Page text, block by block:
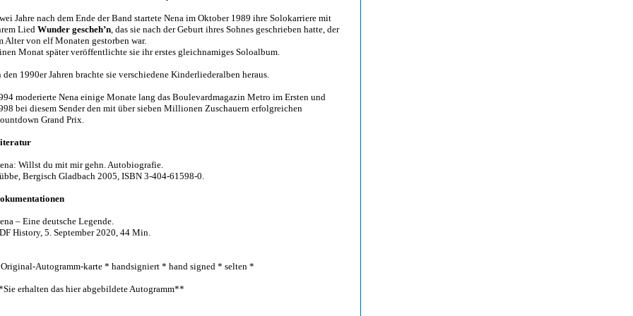
Jahre nach dem Ende der Band startete Nena im Oktober 1989 ihre Solokarriere mit
Lied Wunder gescheh’n, das sie nach der Geburt ihres Sohnes geschrieben hatte, der
Alter von elf Monaten gestorben war.
Monat später veröffentlichte sie ihr erstes gleichnamiges Soloalbum.
den 1990er Jahren brachte sie verschiedene Kinderliederalben heraus.
moderierte Nena einige Monate lang das Boulevardmagazin Metro im Ersten und
bei diesem Sender den mit über sieben Millionen Zuschauern erfolgreichen
Grand Prix.
Willst du mit mir gehn. Autobiografie.
Bergisch Gladbach 2005, ISBN 3-404-61598-0.
– Eine deutsche Legende.
History, 5. September 2020, 44 Min.
Autogramm-karte * handsigniert * hand signed * selten *
erhalten das hier abgebildete Autogramm**